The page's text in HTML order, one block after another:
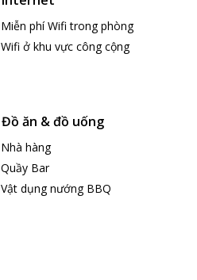
Morning Star Hotel
với thực
tươi ngon sẽ mang tới cho du
thơ mộng, vừa ngắm đường phố,
Miễn phí Wifi trong phòng
Wifi ở khu vực công cộng
Đồ ăn & đồ uống
Nhà hàng
Quầy Bar
Vật dụng nướng BBQ